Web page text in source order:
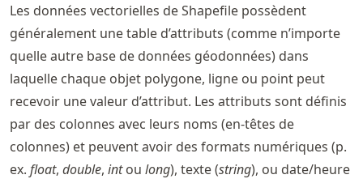
Les données vectorielles de Shapefile possèdent
généralement une table d’attributs (comme n’importe
quelle autre base de données géodonnées) dans
laquelle chaque objet polygone, ligne ou point peut
recevoir une valeur d’attribut. Les attributs sont définis
par des colonnes avec leurs noms (en-têtes de
colonnes) et peuvent avoir des formats numériques (p.
ex. float, double, intou long), texte (string), ou date/heure